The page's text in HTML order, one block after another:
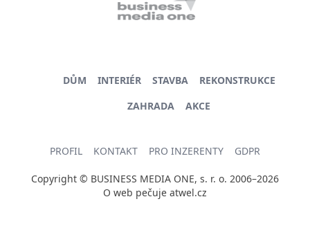
DŮM INTERIÉR STAVBA
REKONSTRUKCE
ZAHRADA
AKCE
PROFIL KONTAKT PRO INZERENTY GDPR
Copyright © BUSINESS MEDIA ONE, s. r. o. 2006–2026